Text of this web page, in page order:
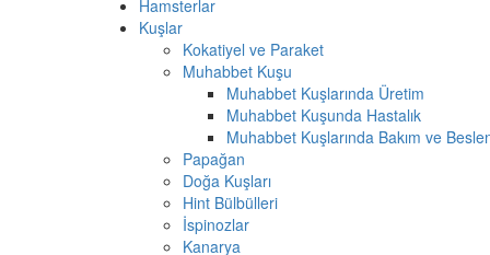
Hamsterlar
Kuşlar
Kokatiyel ve Paraket
Muhabbet Kuşu
Muhabbet Kuşlarında Üretim
Muhabbet Kuşunda Hastalık
Muhabbet Kuşlarında Bakım ve
Papağan
Doğa Kuşları
Hint Bülbülleri
İspinozlar
Kanarya